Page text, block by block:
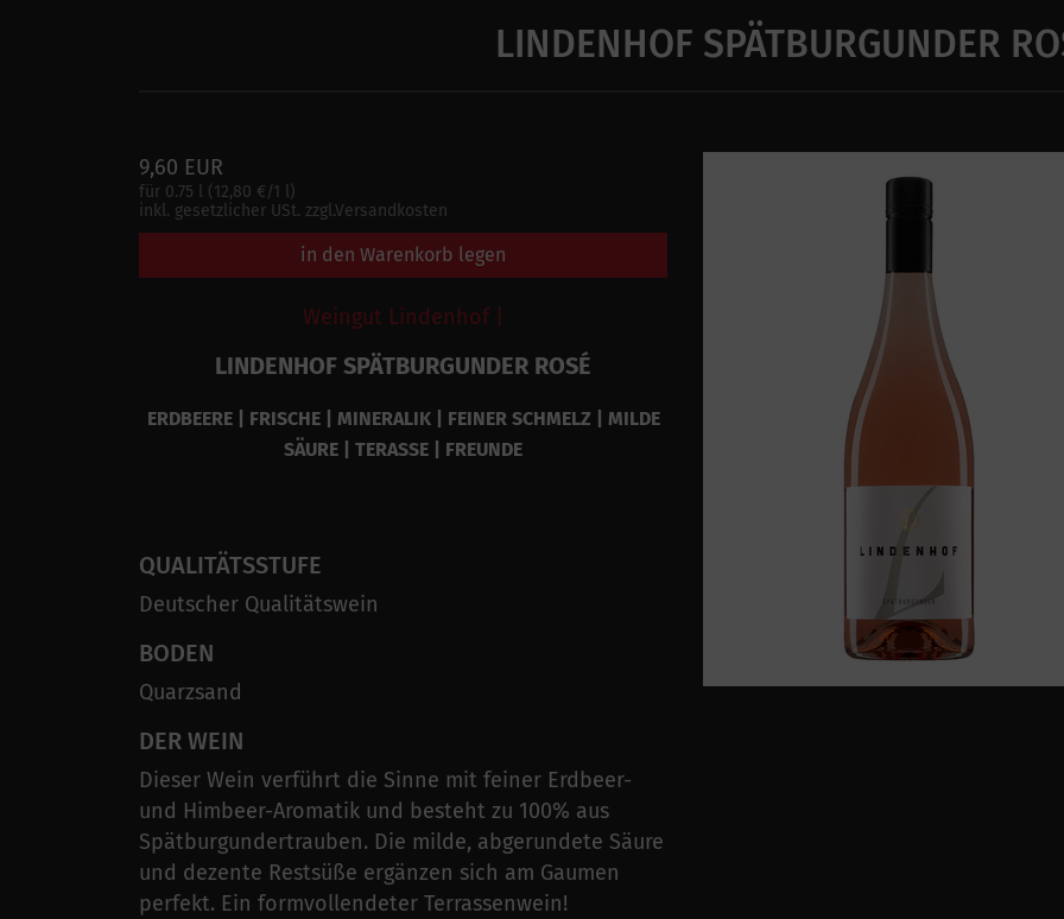
LINDENHOF SPÄTBURGUNDER
9,60 EUR
für 0.75 l (12,80 €/1 l)
inkl. gesetzlicher USt. zzgl.Versandkosten
in den Warenkorb legen
Weingut Lindenhof |
LINDENHOF SPÄTBURGUNDER ROSÉ
ERDBEERE | FRISCHE | MINERALIK | FEINER SCHMELZ | MILDE
SÄURE | TERASSE | FREUNDE
QUALITÄTSSTUFE
Deutscher Qualitätswein
BODEN
Quarzsand
DER WEIN
Dieser Wein verführt die Sinne mit feiner Erdbeer-
und Himbeer-Aromatik und besteht zu 100% aus
Spätburgundertrauben. Die milde, abgerundete Säure
und dezente Restsüße ergänzen sich am Gaumen
perfekt. Ein formvollendeter Terrassenwein!